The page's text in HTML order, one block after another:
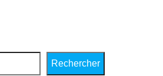
Rechercher